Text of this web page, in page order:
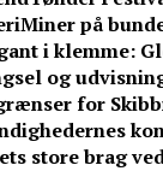
Miner på
i klemme:
og
for
store brag